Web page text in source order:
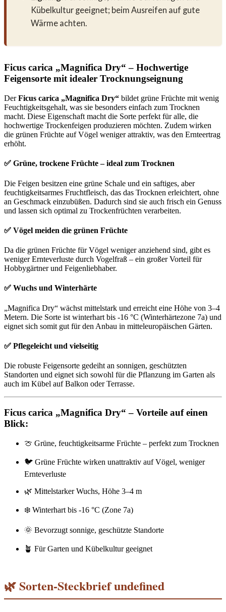
Kübelkultur geeignet; beim Ausreifen auf gute
Wärme achten.
Ficus carica „Magnifica Dry“ – Hochwertige
Feigensorte mit idealer Trocknungseignung
DerFicus carica „Magnifica Dry“ bildet grüne Früchte mit wenig
Feuchtigkeitsgehalt, was sie besonders einfach zum Trocknen
macht. Diese Eigenschaft macht die Sorte perfekt für alle, die
hochwertige Trockenfeigen produzieren möchten. Zudem wirken
die grünen Früchte auf Vögel weniger attraktiv, was den Ernteertrag
erhöht.
✅ Grüne, trockene Früchte – ideal zum Trocknen
Die Feigen besitzen eine grüne Schale und ein saftiges, aber
feuchtigkeitsarmes Fruchtfleisch, das das Trocknen erleichtert, ohne
an Geschmack einzubüßen. Dadurch sind sie auch frisch ein Genuss
und lassen sich optimal zu Trockenfrüchten verarbeiten.
✅ Vögel meiden die grünen Früchte
Da die grünen Früchte für Vögel weniger anziehend sind, gibt es
weniger Ernteverluste durch Vogelfraß – ein großer Vorteil für
Hobbygärtner und Feigenliebhaber.
✅ Wuchs und Winterhärte
„Magnifica Dry“ wächst mittelstark und erreicht eine Höhe von 3–4
Metern. Die Sorte ist winterhart bis -16 °C (Winterhärtezone 7a) und
eignet sich somit gut für den Anbau in mitteleuropäischen Gärten.
✅ Pflegeleicht und vielseitig
Die robuste Feigensorte gedeiht an sonnigen, geschützten
Standorten und eignet sich sowohl für die Pflanzung im Garten als
auch im Kübel auf Balkon oder Terrasse.
Ficus carica „Magnifica Dry“ – Vorteile auf einen
Blick:
🍈 Grüne, feuchtigkeitsarme Früchte – perfekt zum Trocknen
🐦 Grüne Früchte wirken unattraktiv auf Vögel, weniger
Ernteverluste
🌿 Mittelstarker Wuchs, Höhe 3–4 m
❄️ Winterhart bis -16 °C (Zone 7a)
🌞 Bevorzugt sonnige, geschützte Standorte
🪴 Für Garten und Kübelkultur geeignet
🌿 Sorten-Steckbrief undefined